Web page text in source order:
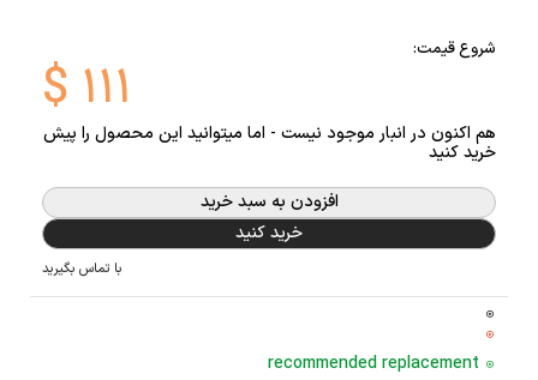
شروع قیمت:
$ ۱۱۱
هم اکنون در انبار موجود نیست - اما میتوانید این محصول را پیش
خرید کنید
افزودن به سبد خرید
خرید کنید
با تماس بگیرید
recommended replacement